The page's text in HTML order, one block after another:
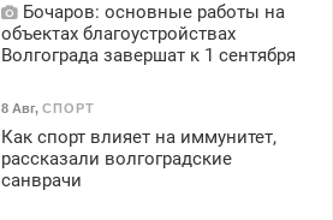
Бочаров: основные работы на
объектах благоустройствах
Волгограда завершат к 1 сентября
8 Авг, СПОРТ
Как спорт влияет на иммунитет,
рассказали волгоградские
санврачи